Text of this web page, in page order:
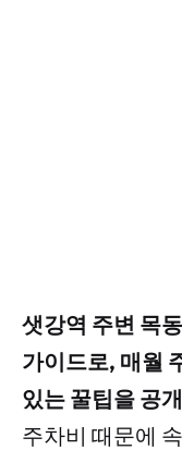
샛강역 주변 목
가이드로, 매월
있는 꿀팁을 공
주차비 때문에